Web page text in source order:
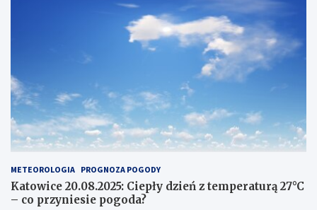
METEOROLOGIA PROGNOZA POGODY
Katowice 20.08.2025: Ciepły dzień z temperaturą 27°C
– co przyniesie pogoda?